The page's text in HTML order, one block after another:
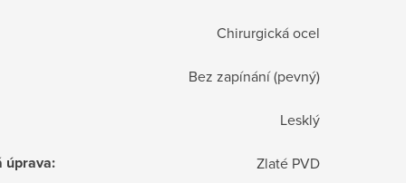
Chirurgická ocel
Bez zapínání (pevný)
Lesklý
úprava: Zlaté PVD